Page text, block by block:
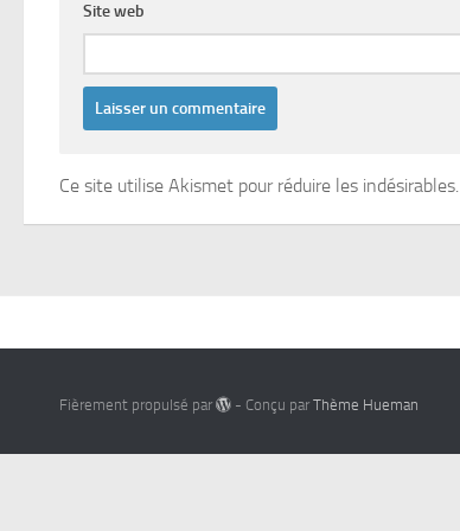
Site web
Ce site utilise Akismet pour réduire les indésirables.
Fièrement propulsé par - Conçu parThème Hueman